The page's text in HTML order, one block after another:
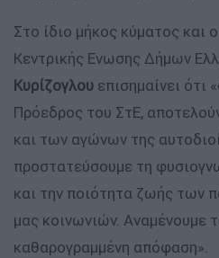
Στο ίδιο μήκος κύματος και
Κεντρικής Ενωσης Δήμων
Κυρίζογλου επισημαίνει
Πρόεδρος του ΣτΕ,
και των αγώνων της
προστατεύσουμε τη
και την ποιότητα ζωής των
μας κοινωνιών. Αναμένουμε
καθαρογραμμένη απόφαση».